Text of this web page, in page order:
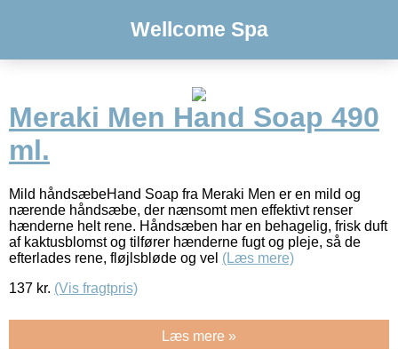
Wellcome Spa
Meraki Men Hand Soap 490
ml.
Mild håndsæbeHand Soap fra Meraki Men er en mild og
nærende håndsæbe, der nænsomt men effektivt renser
hænderne helt rene. Håndsæben har en behagelig, frisk duft
af kaktusblomst og tilfører hænderne fugt og pleje, så de
efterlades rene, fløjlsbløde og vel (Læs mere)
137 kr. (Vis fragtpris)
Læs mere »